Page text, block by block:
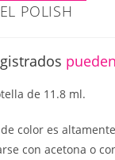
POLISH
de 11.8 ml.
de color es
con acetona o